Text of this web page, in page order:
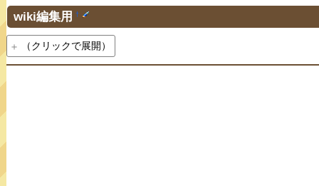
wiki編集用 †
（クリックで展開）